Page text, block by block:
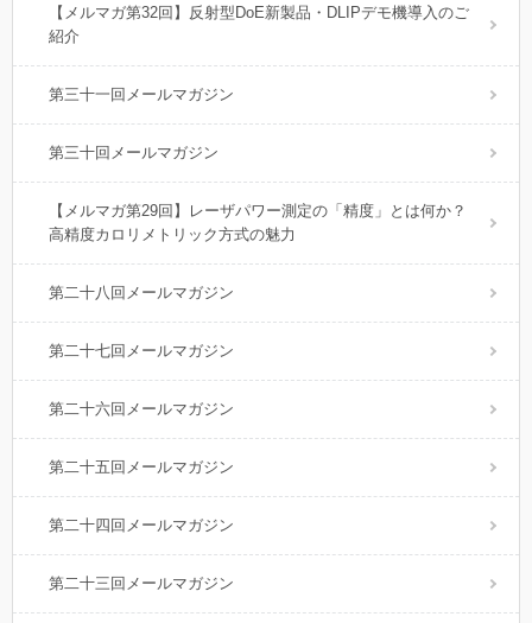
【メルマガ第32回】反射型DoE新製品・DLIPデモ機導入のご
紹介
第三十一回メールマガジン
第三十回メールマガジン
【メルマガ第29回】レーザパワー測定の「精度」とは何か？
高精度カロリメトリック方式の魅力
第二十八回メールマガジン
第二十七回メールマガジン
第二十六回メールマガジン
第二十五回メールマガジン
第二十四回メールマガジン
第二十三回メールマガジン